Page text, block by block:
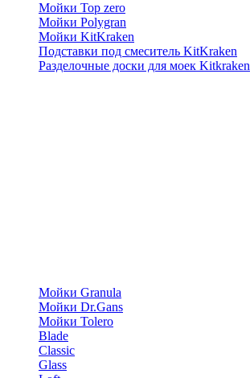
Мойки Top zero
Мойки Polygran
Мойки KitKraken
Подставки под смеситель KitKraken
Разделочные доски для моек Kitkraken
Мойки Granula
Мойки Dr.Gans
Мойки Tolero
Blade
Classic
Glass